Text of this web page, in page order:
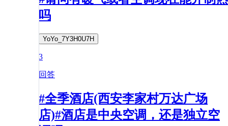
吗
YoYo_7Y3H0U7H
3
回答
#全季酒店(西安李家村万达广场
店)#酒店是中央空调，还是独立空